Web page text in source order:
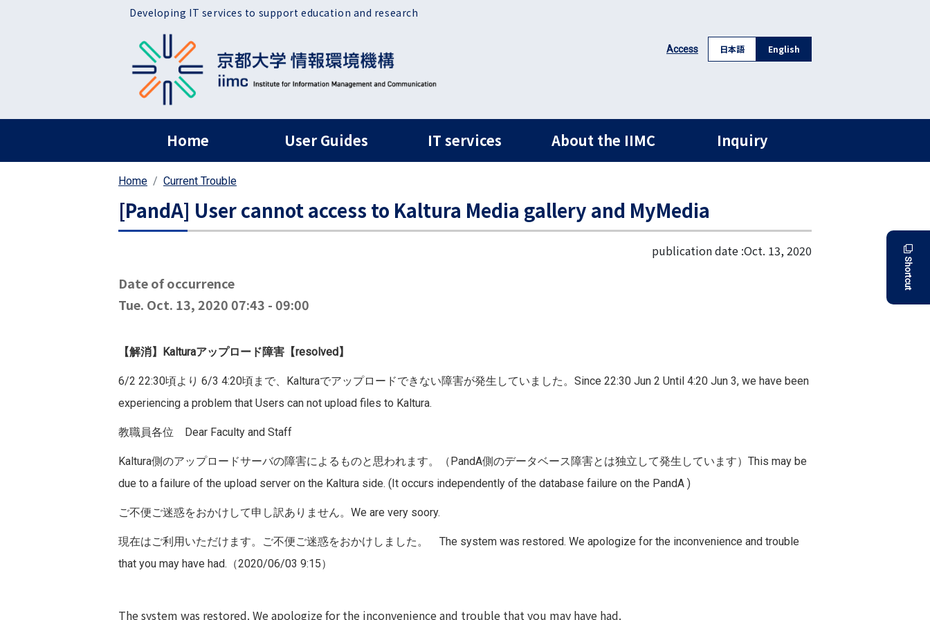
Developing IT services to support education and research
Access 日本語 English
ヘッダー グローバルナビ
Home User Guides IT services About the IIMC Inquiry
Home Current Trouble
[PandA] User cannot access to Kaltura Media gallery and MyMedia
publication date :Oct. 13, 2020
Date of occurrence
Tue. Oct. 13, 2020 07:43 -09:00
【解消】Kalturaアップロード障害【resolved】
6/2 22:30頃より 6/3 4:20頃まで、Kalturaでアップロードできない障害が発生していました。Since 22:30 Jun 2 Until 4:20 Jun 3, we have been
experiencing a problem that Users can not upload files to Kaltura.
教職員各位 Dear Faculty and Staff
Kaltura側のアップロードサーバの障害によるものと思われます。（PandA側のデータベース障害とは独立して発生しています） This may be
due to a failure of the upload server on the Kaltura side. (It occurs independently of the database failure on the PandA )
ご不便ご迷惑をおかけして申し訳ありません。We are very soory.
現在はご利用いただけます。ご不便ご迷惑をおかけしました。 The system was restored. We apologize for the inconvenience and trouble
that you may have had.（2020/06/03 9:15）
The system was restored. We apologize for the inconvenience and trouble that you may have had.
Shortcut